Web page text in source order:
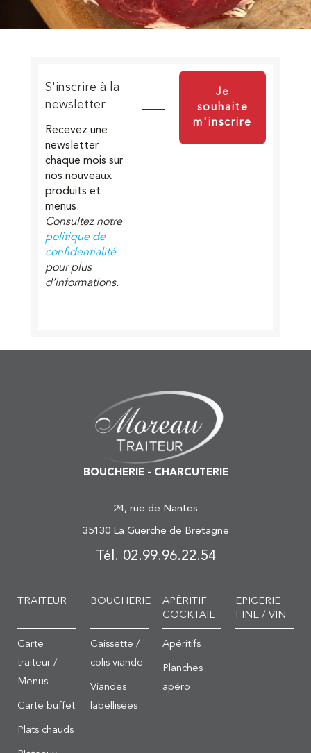
S'inscrire à la
newsletter
Recevez une
newsletter
chaque mois sur
nos nouveaux
produits et
menus.
Consultez notre
politique de
confidentialité
pour plus
d’informations.
BOUCHERIE - CHARCUTERIE
24, rue de Nantes
35130 La Guerche de Bretagne
Tél. 02.99.96.22.54
TRAITEUR
Carte
traiteur /
Menus
Carte buffet
Plats chauds
BOUCHERIE
Caissette /
colis viande
Viandes
labellisées
APÉRITIF
COCKTAIL
Apéritifs
Planches
apéro
EPICERIE
FINE / VIN